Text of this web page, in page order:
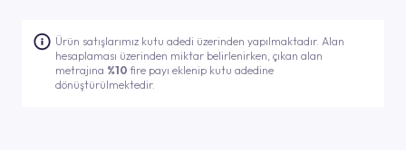
Ürün satışlarımız kutu adedi üzerinden yapılmaktadır. Alan
hesaplaması üzerinden miktar belirlenirken, çıkan alan
metrajına %10fire payı eklenip kutu adedine
dönüştürülmektedir.